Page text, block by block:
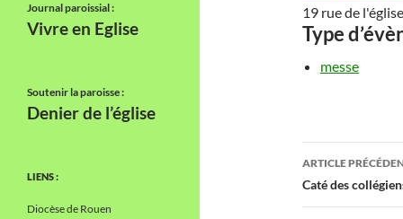
19 rue de
Type
messe
des
ARTICLE
Caté des
Journal paroissial :
Vivre en Eglise
Soutenir la paroisse :
Denier de l’église
LIENS :
Diocèse de Rouen